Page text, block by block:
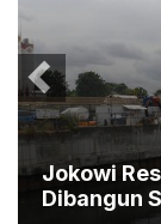
Jokowi
Dibangun